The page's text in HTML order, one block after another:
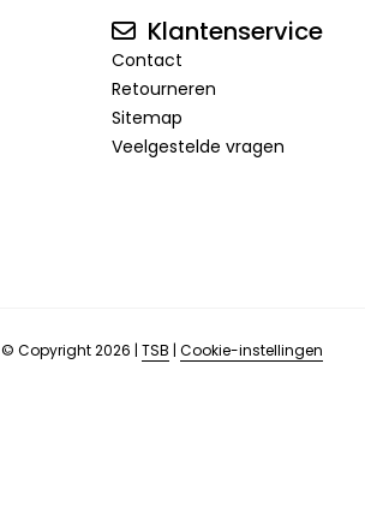
Klantenservice
Contact
Retourneren
Sitemap
Veelgestelde vragen
© Copyright 2026 | TSB | Cookie-instellingen